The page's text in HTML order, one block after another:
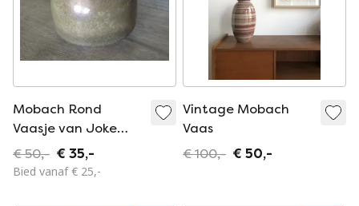
Mobach Rond
Vaasje van Joke
Stroes, gemerkt en
gesigneerd 1980.
€ 50,- € 35,-
Bied vanaf € 25,-
Vintage Mobach
Vaas
€ 100,- € 50,-